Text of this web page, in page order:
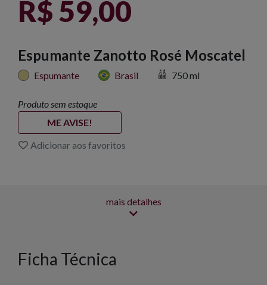
R$ 59,00
Espumante Zanotto Rosé Moscatel
Espumante Brasil 750 ml
Produto sem estoque
ME AVISE!
Adicionar aos favoritos
mais detalhes
Ficha Técnica